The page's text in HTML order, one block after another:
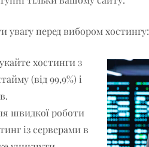
увагу перед вибором хостингу:
хостинги з
(від 99,9%) і
швидкої роботи
із серверами в